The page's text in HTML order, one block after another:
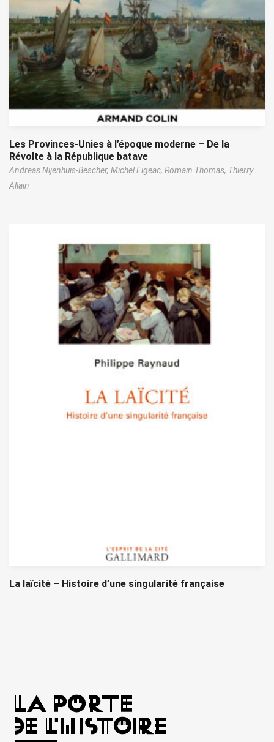
Les Provinces-Unies à l’époque moderne – De la
Révolte à la République batave
Andreas Nijenhuis-Bescher, Michel Figeac, Romain Thomas, Thierry
Allain
La laïcité – Histoire d’une singularité française